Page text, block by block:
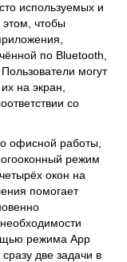
используемых и
чтобы
по Bluetooth,
могут
на экран,
со
офисной работы,
режим
окон на
помогает
режима App
две задачи в